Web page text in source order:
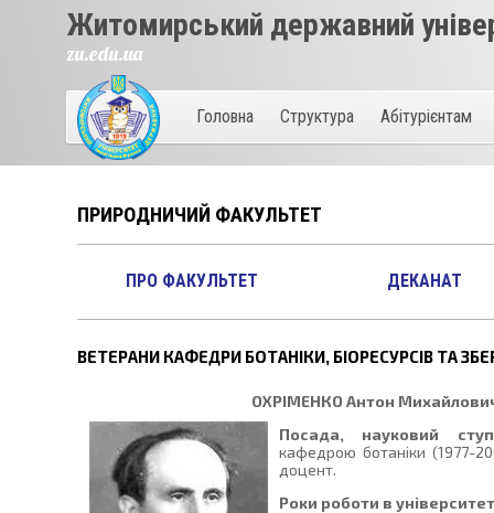
Житомирський державний
zu.edu.ua
Головна Структура Абітурієнтам
ПРИРОДНИЧИЙ ФАКУЛЬТЕТ
ПРО ФАКУЛЬТЕТ ДЕКАНАТ
ВЕТЕРАНИ КАФЕДРИ БОТАНІКИ, БІОРЕСУРСІВ ТА
ОХРІМЕНКО Антон
Посада, науковий
кафедрою ботаніки (1977-
доцент.
Роки роботи в